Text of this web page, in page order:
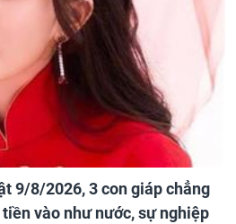
9/8/2026, 3 con giáp chẳng
vào như nước, sự nghiệp